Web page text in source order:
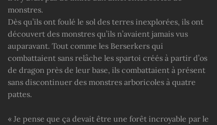
monstres.
Dès qu’ils ont foulé le sol des terres inexplorées, ils ont
découvert des monstres qu’ils n’avaient jamais vus
auparavant. Tout comme les Berserkers qui
combattaient sans relâche les spartoi créés à partir d’os
de dragon près de leur base, ils combattaient à présent
sans discontinuer des monstres arboricoles à quatre
pattes.
« Je pense que ça devait être une forêt incroyable par le